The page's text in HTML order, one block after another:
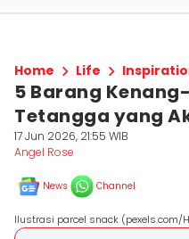
Home Life
5 Barang
Tetangga yang
17 Jun 2026, 21:55 WIB
Angel Rose
News Channel
Ilustrasi parcel snack (pexels.com/